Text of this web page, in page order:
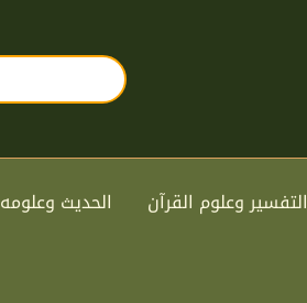
التفسير وعلوم القرآن الحديث وعلومه